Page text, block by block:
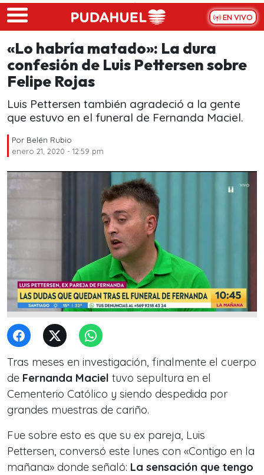
Skip to main content
EN VIVO
«Lo habría matado»: La dura
confesión de Luis Pettersen sobre
Felipe Rojas
Luis Pettersen también agradeció a la gente
que estuvo en el funeral de Fernanda Maciel.
Por Belén Rubio
enero 21, 2020 - 12:59 pm
Tras meses en investigación, finalmente el cuerpo
de Fernanda Maciel tuvo sepultura en el
Cementerio Católico y siendo despedida por
grandes muestras de cariño.
Fue sobre esto es que su ex pareja, Luis
Pettersen, conversó este lunes con «Contigo en la
mañana» donde señaló: La sensación que tengo